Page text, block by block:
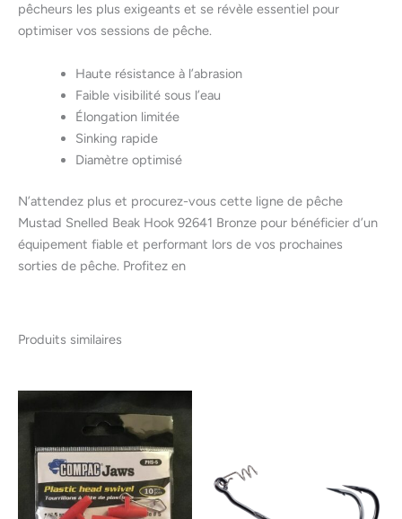
pêcheurs les plus exigeants et se révèle essentiel pour
optimiser vos sessions de pêche.
Haute résistance à l’abrasion
Faible visibilité sous l’eau
Élongation limitée
Sinking rapide
Diamètre optimisé
N’attendez plus et procurez-vous cette ligne de pêche
Mustad Snelled Beak Hook 92641 Bronze pour bénéficier d’un
équipement fiable et performant lors de vos prochaines
sorties de pêche. Profitez en
Produits similaires